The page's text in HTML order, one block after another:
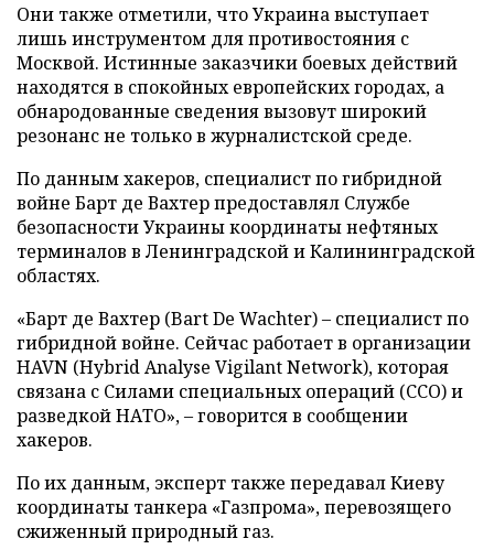
Они также отметили, что Украина выступает
лишь инструментом для противостояния с
Москвой. Истинные заказчики боевых действий
находятся в спокойных европейских городах, а
обнародованные сведения вызовут широкий
резонанс не только в журналистской среде.
По данным хакеров, специалист по гибридной
войне Барт де Вахтер предоставлял Службе
безопасности Украины координаты нефтяных
терминалов в Ленинградской и Калининградской
областях.
«Барт де Вахтер (Bart De Wachter) – специалист по
гибридной войне. Сейчас работает в организации
HAVN (Hybrid Analyse Vigilant Network), которая
связана с Силами специальных операций (ССО) и
разведкой НАТО», – говорится в сообщении
хакеров.
По их данным, эксперт также передавал Киеву
координаты танкера «Газпрома», перевозящего
сжиженный природный газ.